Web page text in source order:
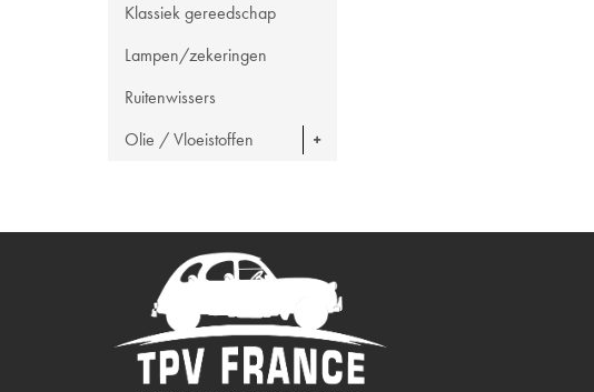
Klassiek gereedschap
Lampen/zekeringen
Ruitenwissers
Olie / Vloeistoffen